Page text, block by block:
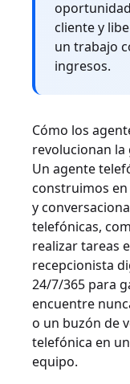
cliente y
un trabajo
ingresos.
Cómo los
revolucionan la
Un agente
construimos en
y
telefónicas,
realizar tareas
recepcionista
24/7/365 para
encuentre
o un buzón de
telefónica en
equipo.